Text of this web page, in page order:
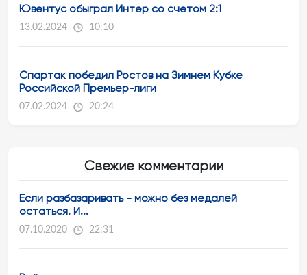
Ювентус обыграл Интер со счетом 2:1
13.02.2024 10:10
Спартак победил Ростов на Зимнем Кубке
Российской Премьер-лиги
07.02.2024 20:24
Свежие комментарии
Если разбазаривать - можно без медалей
остаться. И...
07.10.2020 22:31